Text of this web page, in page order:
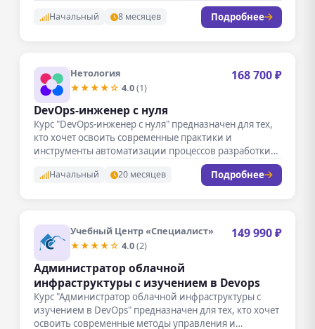
Начальный 8 месяцев Подробнее
Нетология
★★★★☆ 4.0(1)
168 700 ₽
DevOps-инженер с нуля
Курс "DevOps-инженер с нуля" предназначен для тех,
кто хочет освоить современные практики и
инструменты автоматизации процессов разработки
Начальный 20 месяцев Подробнее
Учебный Центр «Специалист»
★★★★☆ 4.0(2)
149 990 ₽
Администратор облачной
инфраструктуры с изучением в Devops
Курс "Администратор облачной инфраструктуры с
изучением в DevOps" предназначен для тех, кто хочет
освоить современные методы управления и…